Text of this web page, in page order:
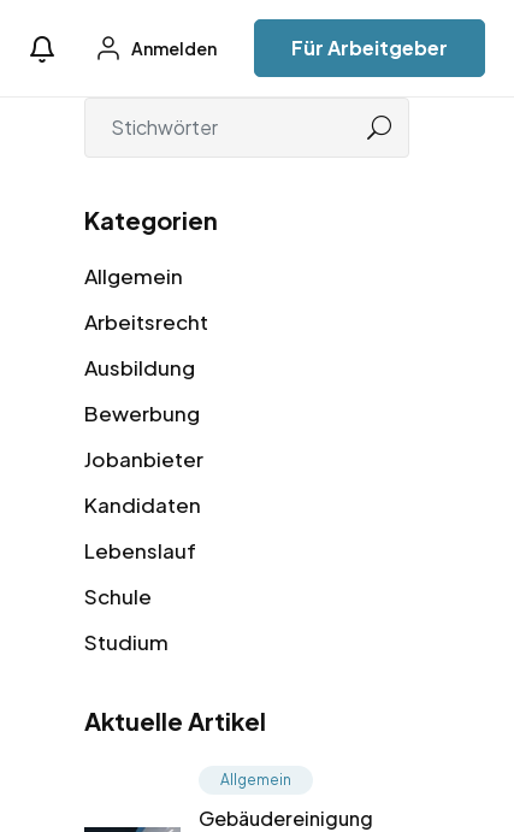
Anmelden Für Arbeitgeber
Kategorien
Allgemein
Arbeitsrecht
Ausbildung
Bewerbung
Jobanbieter
Kandidaten
Lebenslauf
Schule
Studium
Aktuelle Artikel
Allgemein
Gebäudereinigung